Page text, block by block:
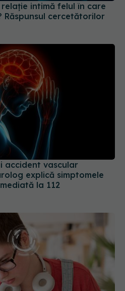
intimă felul în care
Răspunsul cercetătorilor
accident vascular
explică simptomele
la 112